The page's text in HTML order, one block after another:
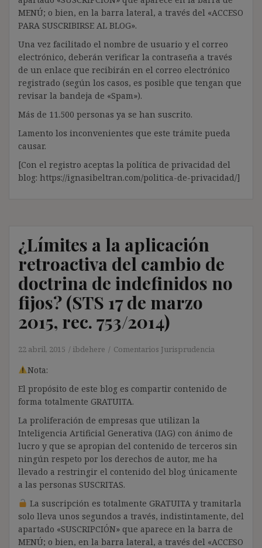
MENÚ; o bien, en la barra lateral, a través del «ACCESO
PARA SUSCRIBIRSE AL BLOG».
Una vez facilitado el nombre de usuario y el correo
electrónico, deberán verificar la contraseña a través
de un enlace que recibirán en el correo electrónico
registrado (según los casos, es posible que tengan que
revisar la bandeja de «Spam»).
Más de 11.500 personas ya se han suscrito.
Lamento los inconvenientes que este trámite pueda
causar.
[Con el registro aceptas la política de privacidad del
blog: https://ignasibeltran.com/politica-de-privacidad/]
¿Límites a la aplicación
retroactiva del cambio de
doctrina de indefinidos no
fijos? (STS 17 de marzo
2015, rec. 753/2014)
22 abril, 2015 ibdehere Comentarios Jurisprudencia
Nota:
El propósito de este blog es compartir contenido de
forma totalmente GRATUITA.
La proliferación de empresas que utilizan la
Inteligencia Artificial Generativa (IAG) con ánimo de
lucro y que se apropian del contenido de terceros sin
ningún respeto por los derechos de autor, me ha
llevado a restringir el contenido del blog únicamente
a las personas SUSCRITAS.
La suscripción es totalmente GRATUITA y tramitarla
solo lleva unos segundos a través, indistintamente, del
apartado «SUSCRIPCIÓN» que aparece en la barra de
MENÚ; o bien, en la barra lateral, a través del «ACCESO